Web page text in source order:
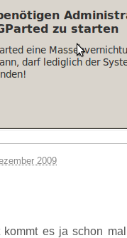
2009
es ja schon